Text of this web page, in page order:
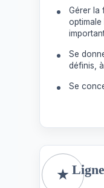
Gérer la
optimale
Se
définis,
Se